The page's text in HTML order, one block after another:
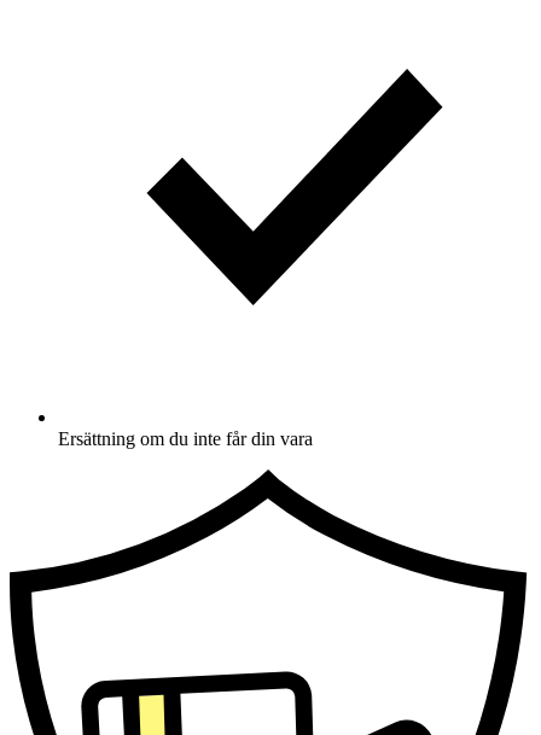
Ersättning om du inte får din vara